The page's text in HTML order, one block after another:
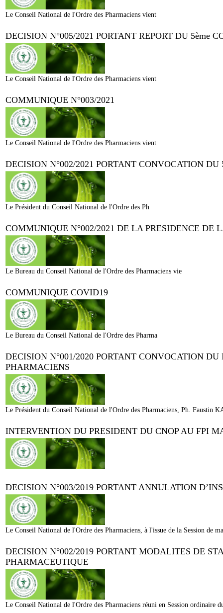
Le Conseil National de l'Ordre des Pharmaciens vient
DECISION N°005/2021 PORTANT REPORT DU 5ème
Le Conseil National de l'Ordre des Pharmaciens vient
COMMUNIQUE N°003/2021
Le Conseil National de l'Ordre des Pharmaciens vient
DECISION N°002/2021 PORTANT CONVOCATION
Le Président du Conseil National de l'Ordre des Ph
COMMUNIQUE N°002/2021 DE LA PRESIDENCE DE
Le Bureau du Conseil National de l'Ordre des Pharmaciens vie
COMMUNIQUE COVID19
Le Bureau du Conseil National de l'Ordre des Pharma
DECISION N°001/2020 PORTANT CONVOCATION
PHARMACIENS
Le Président du Conseil National de l'Ordre des Pharmaciens, Ph. Faustin
INTERVENTION DU PRESIDENT DU CNOP AU FPI
DECISION N°003/2019 PORTANT ANNULATION
Le Conseil National de l'Ordre des Pharmaciens, à l'issue de la Session de ma
DECISION N°002/2019 PORTANT MODALITES DE
PHARMACEUTIQUE
Le Conseil National de l'Ordre des Pharmaciens réuni en Session ordinaire